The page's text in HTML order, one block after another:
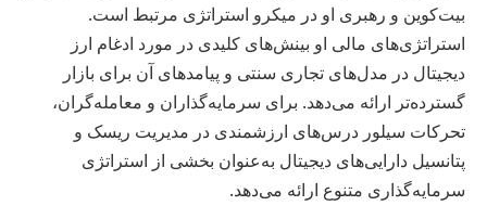
بیت‌کوین و رهبری او در میکرو استراتژی مرتبط است.
استراتژی‌های مالی او بینش‌های کلیدی در مورد ادغام ارز
دیجیتال در مدل‌های تجاری سنتی و پیامدهای آن برای بازار
گسترده‌تر ارائه می‌دهد. برای سرمایه‌گذاران و معامله‌گران،
تحرکات سیلور درس‌های ارزشمندی در مدیریت ریسک و
پتانسیل دارایی‌های دیجیتال به‌عنوان بخشی از استراتژی
سرمایه‌گذاری متنوع ارائه می‌دهد.